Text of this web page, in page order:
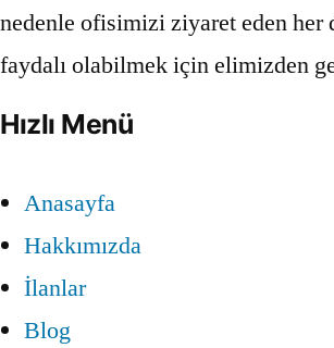
nedenle ofisimizi ziyaret eden her
faydalı olabilmek için elimizden
Hızlı Menü
Anasayfa
Hakkımızda
İlanlar
Blog